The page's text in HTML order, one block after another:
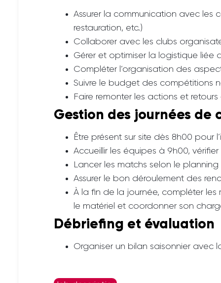
Assurer la communication avec les
restauration, etc.)
Collaborer avec les clubs
Gérer et optimiser la logistique liée
Compléter l’organisation des
Suivre le budget des compétitions
Faire remonter les actions et
Gestion des journées de
Être présent sur site dès 8h00 pour
Accueillir les équipes à 9h00,
Lancer les matchs selon le
Assurer le bon déroulement des
À la fin de la journée, compléter
le matériel et coordonner son
Débriefing et évaluation
Organiser un bilan saisonnier avec